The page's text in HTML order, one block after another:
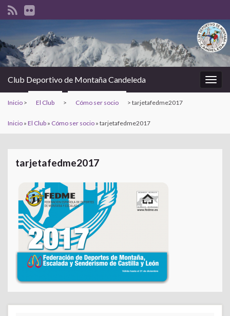
la
Club Deportivo de Montaña Candeleda
Inicio > El Club > Cómo ser socio > tarjetafedme2017
Inicio » El Club » Cómo ser socio » tarjetafedme2017
tarjetafedme2017